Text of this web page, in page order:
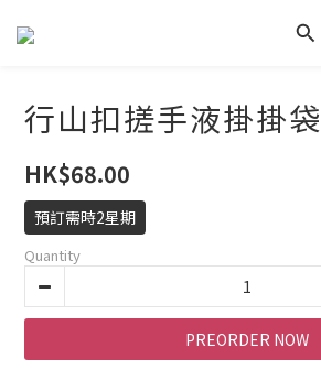
行山扣搓手液掛掛袋
HK$68.00
預訂需時2星期
Quantity
PREORDER NOW